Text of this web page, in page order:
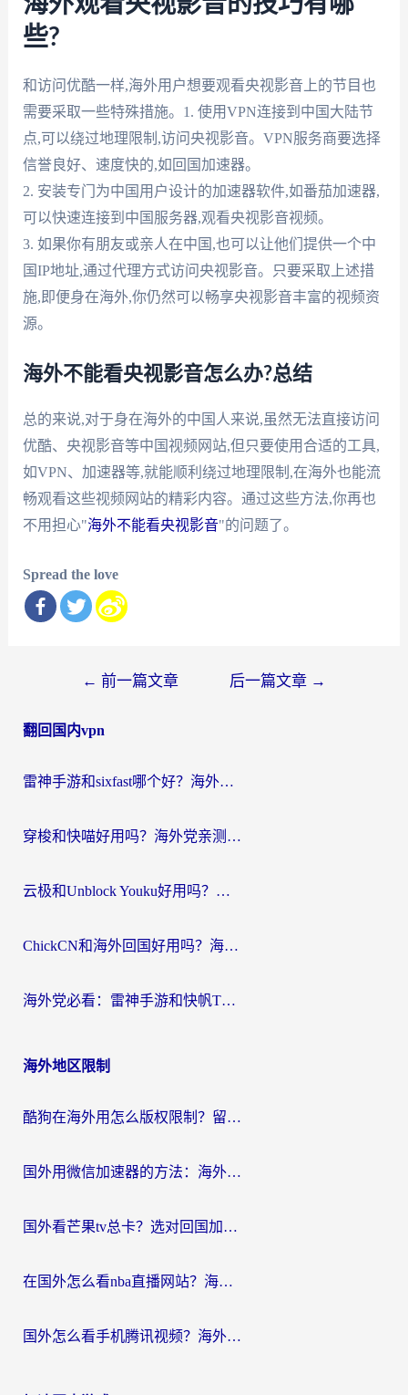
些?
和访问优酷一样,海外用户想要观看央视影音上的节目也
需要采取一些特殊措施。1. 使用VPN连接到中国大陆节
点,可以绕过地理限制,访问央视影音。VPN服务商要选择
信誉良好、速度快的,如回国加速器。
2. 安装专门为中国用户设计的加速器软件,如番茄加速器,
可以快速连接到中国服务器,观看央视影音视频。
3. 如果你有朋友或亲人在中国,也可以让他们提供一个中
国IP地址,通过代理方式访问央视影音。只要采取上述措
施,即便身在海外,你仍然可以畅享央视影音丰富的视频资
源。
海外不能看央视影音怎么办?总结
总的来说,对于身在海外的中国人来说,虽然无法直接访问
优酷、央视影音等中国视频网站,但只要使用合适的工具,
如VPN、加速器等,就能顺利绕过地理限制,在海外也能流
畅观看这些视频网站的精彩内容。通过这些方法,你再也
不用担心"海外不能看央视影音"的问题了。
Spread the love
导
← 前一篇文章 后一篇文章 →
翻回国内vpn
雷神手游和sixfast哪个好？海外党亲测3款回国加速器，教你选对不踩坑
穿梭和快喵好用吗？海外党亲测：小众加速器对比+番茄加速器深度体验
云极和Unblock Youku好用吗？海外党亲测+2026回国加速器避坑指南
ChickCN和海外回国好用吗？海外党2026亲测：从手游到影音，选对加速器的3个关键
海外党必看：雷神手游和快帆TV版好用吗？3步选对回国加速器不踩坑
海外地区限制
酷狗在海外用怎么版权限制？留学生亲测：3步解决听国内音乐难题
国外用微信加速器的方法：海外党无缝连接国内生活的实用指南
国外看芒果tv总卡？选对回国加速器，轻松追《浪姐》不费劲
在国外怎么看nba直播网站？海外党专属体育观赛指南，告别地区限制！
国外怎么看手机腾讯视频？海外党亲测有效的追剧加速器选择指南